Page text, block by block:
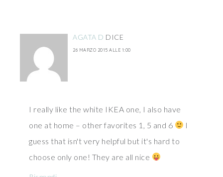
AGATA D DICE
26 MARZO 2015 ALLE 1:00
I really like the white IKEA one, I also have
one at home – other favorites 1, 5 and 6
I
guess that isn't very helpful but it's hard to
choose only one! They are all nice